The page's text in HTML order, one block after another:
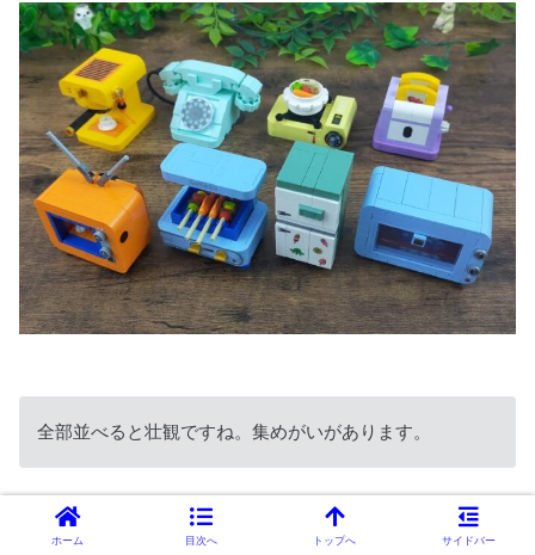
全部並べると壮観ですね。集めがいがあります。
鍋を囲む家電たちの図。
ホーム 目次へ トップへ サイドバー